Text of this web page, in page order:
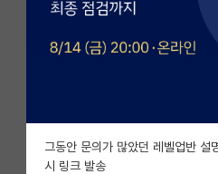
전체글보기
베스트 게시판
자유 게시판(아무개랩)
미국 유학 게시판
그동안 문의가 많았던 레벨업반 설
시 링크 발송